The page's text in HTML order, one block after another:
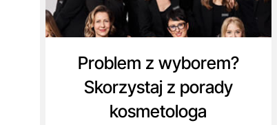
Problem z wyborem?
Skorzystaj z porady
kosmetologa